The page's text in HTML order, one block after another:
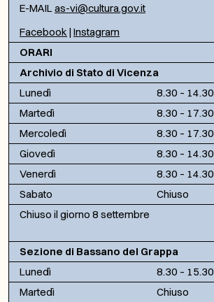
E-MAILas-vi@cultura.gov.it
Facebook | Instagram
ORARI
Archivio di Stato di Vicenza
Lunedì
8.30 – 14.30
Martedì
8.30 – 17.30
Mercoledì
8.30 – 17.30
Giovedì
8.30 – 14.30
Venerdì
8.30 – 14.30
Sabato
Chiuso
Chiuso il giorno 8 settembre
Sezione di Bassano del Grappa
Lunedì
8.30 – 15.30
Martedì
Chiuso